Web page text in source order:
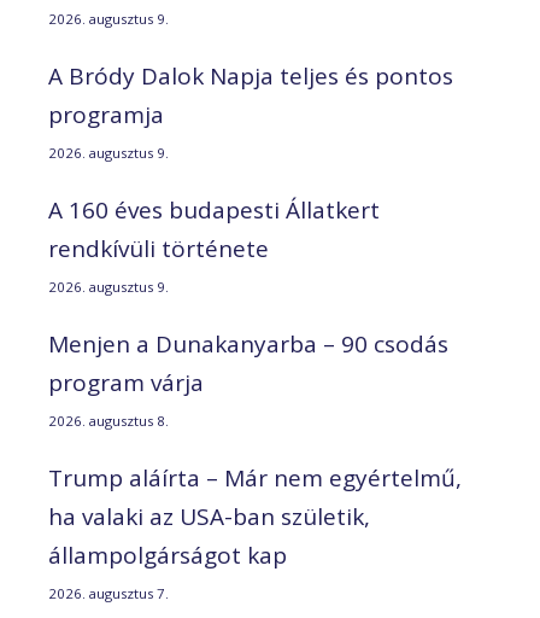
2026. augusztus 9.
A Bródy Dalok Napja teljes és pontos
programja
2026. augusztus 9.
A 160 éves budapesti Állatkert
rendkívüli története
2026. augusztus 9.
Menjen a Dunakanyarba – 90 csodás
program várja
2026. augusztus 8.
Trump aláírta – Már nem egyértelmű,
ha valaki az USA-ban születik,
állampolgárságot kap
2026. augusztus 7.